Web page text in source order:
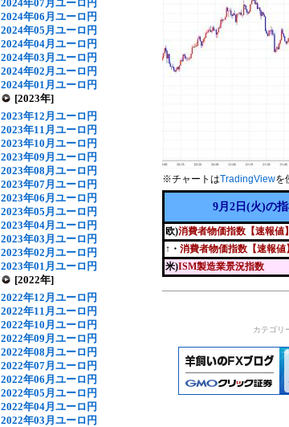
2024年07月ユーロ円
2024年06月ユーロ円
2024年05月ユーロ円
2024年04月ユーロ円
2024年03月ユーロ円
2024年02月ユーロ円
2024年01月ユーロ円
[2023年]
2023年12月ユーロ円
2023年11月ユーロ円
2023年10月ユーロ円
2023年09月ユーロ円
2023年08月ユーロ円
2023年07月ユーロ円
2023年06月ユーロ円
2023年05月ユーロ円
2023年04月ユーロ円
2023年03月ユーロ円
2023年02月ユーロ円
2023年01月ユーロ円
[2022年]
2022年12月ユーロ円
2022年11月ユーロ円
2022年10月ユーロ円
2022年09月ユーロ円
2022年08月ユーロ円
2022年07月ユーロ円
2022年06月ユーロ円
2022年05月ユーロ円
2022年04月ユーロ円
2022年03月ユーロ円
※チャートはTradingViewを
9月2日(火)の
欧)消費者物価指数【速報値】
↑・ 消費者物価指数【速報値
米)ISM製造業景況指数
カテゴリ